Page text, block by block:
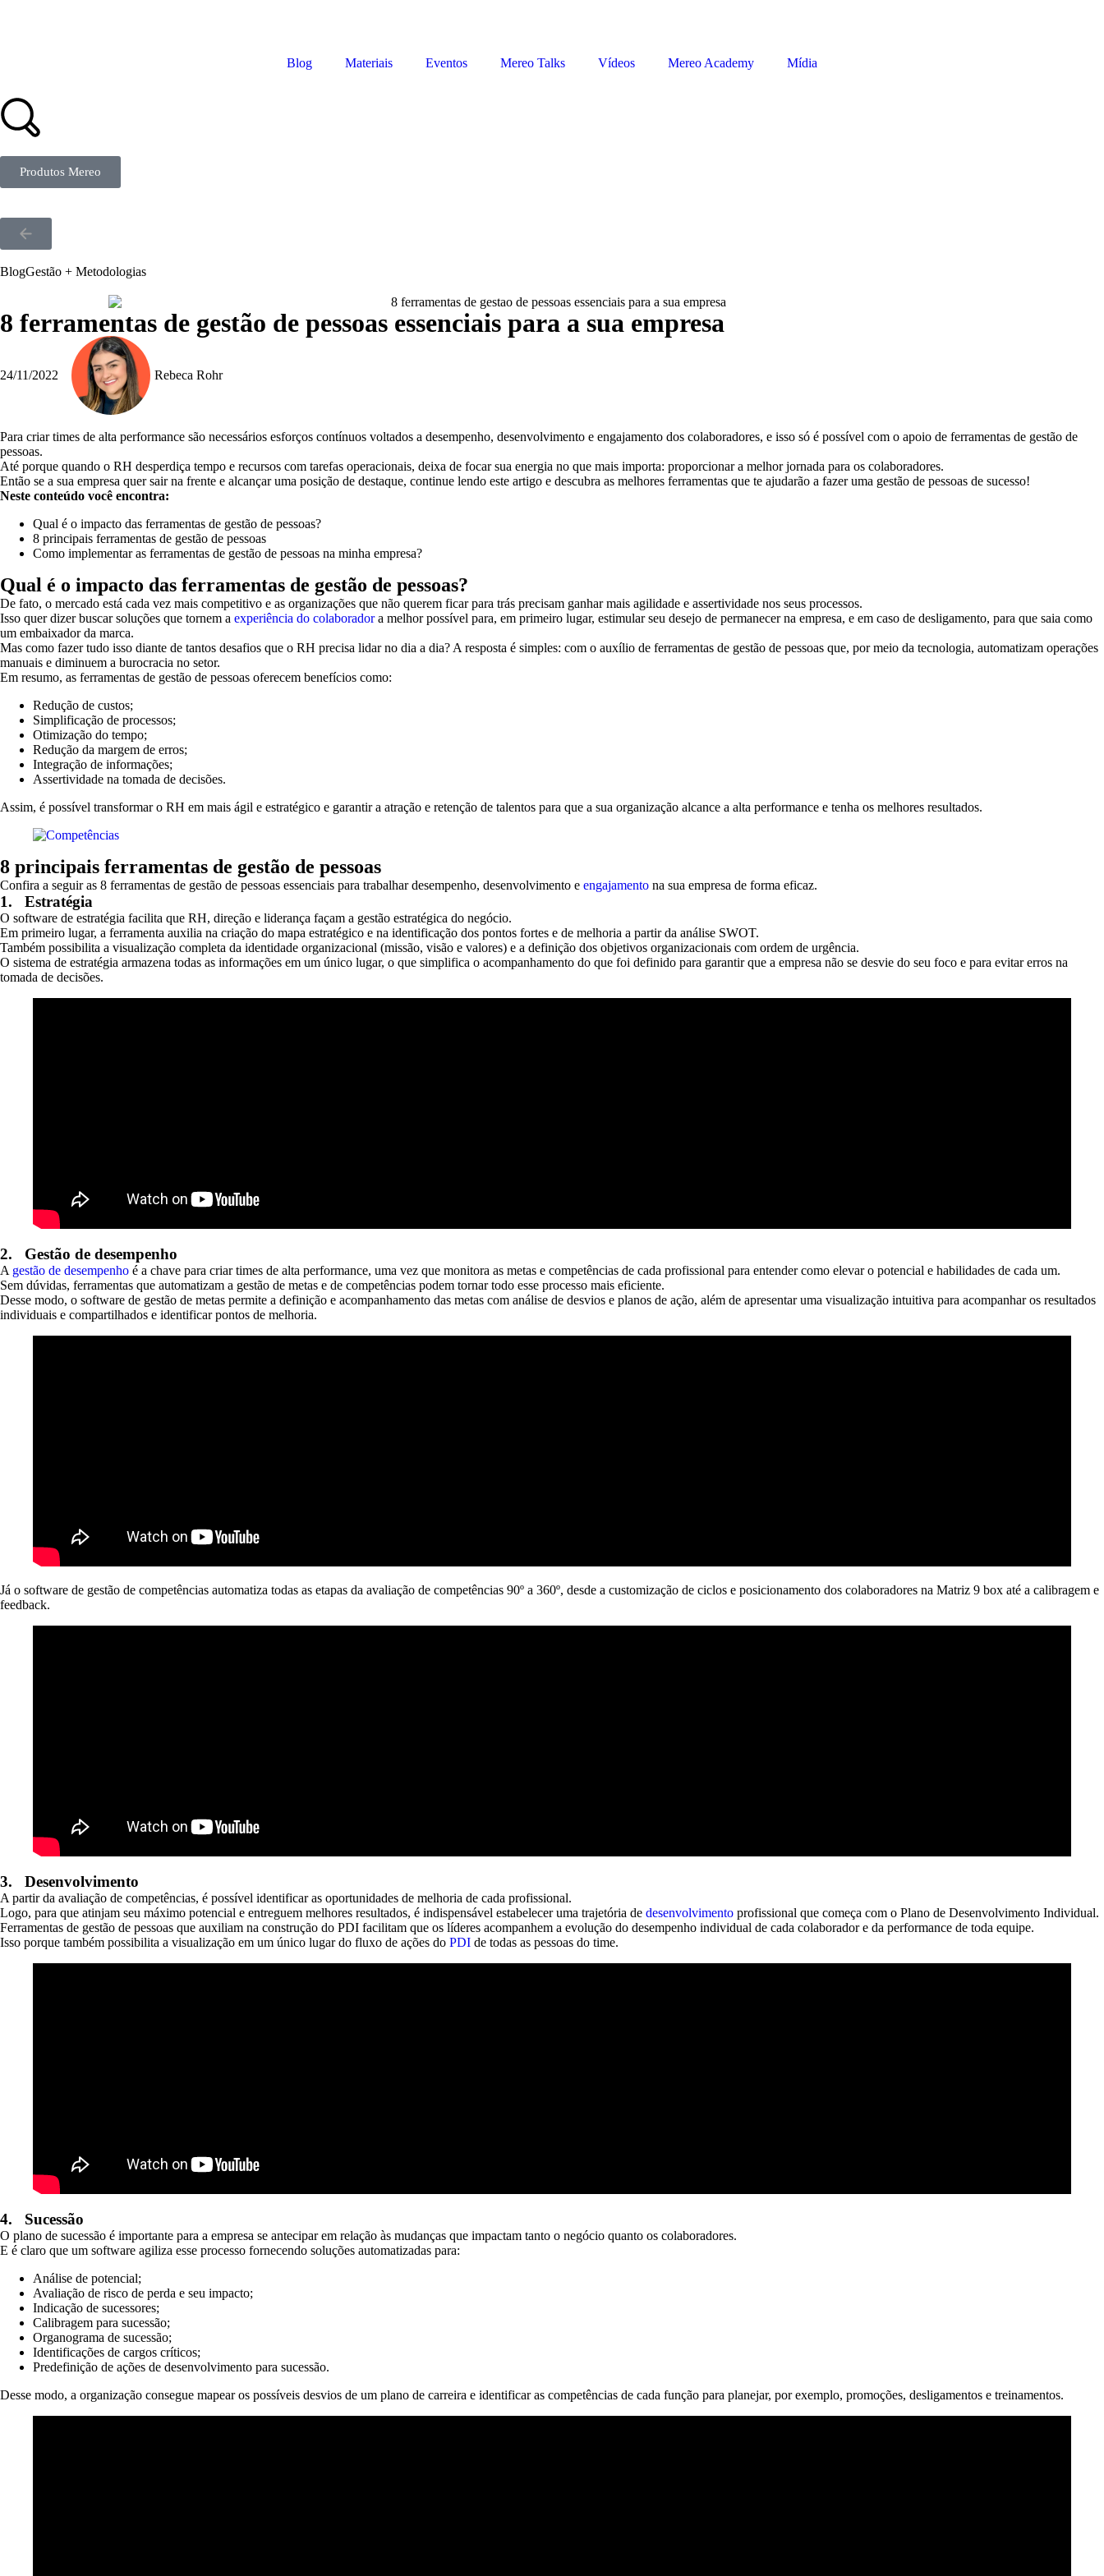
Blog Materiais Eventos Mereo Talks Vídeos Mereo Academy Mídia
Produtos Mereo
BlogGestão + Metodologias
8 ferramentas de gestão de pessoas essenciais para a sua empresa
24/11/2022 Rebeca Rohr
Para criar times de alta performance são necessários esforços contínuos voltados a desempenho, desenvolvimento e engajamento dos colaboradores, e isso só é possível com o apoio de ferramentas de gestão de
pessoas.
Até porque quando o RH desperdiça tempo e recursos com tarefas operacionais, deixa de focar sua energia no que mais importa: proporcionar a melhor jornada para os colaboradores.
Então se a sua empresa quer sair na frente e alcançar uma posição de destaque, continue lendo este artigo e descubra as melhores ferramentas que te ajudarão a fazer uma gestão de pessoas de sucesso!
Neste conteúdo você encontra:
Qual é o impacto das ferramentas de gestão de pessoas?
8 principais ferramentas de gestão de pessoas
Como implementar as ferramentas de gestão de pessoas na minha empresa?
Qual é o impacto das ferramentas de gestão de pessoas?
De fato, o mercado está cada vez mais competitivo e as organizações que não querem ficar para trás precisam ganhar mais agilidade e assertividade nos seus processos.
Isso quer dizer buscar soluções que tornem a experiência do colaboradora melhor possível para, em primeiro lugar, estimular seu desejo de permanecer na empresa, e em caso de desligamento, para que saia como
um embaixador da marca.
Mas como fazer tudo isso diante de tantos desafios que o RH precisa lidar no dia a dia? A resposta é simples: com o auxílio de ferramentas de gestão de pessoas que, por meio da tecnologia, automatizam operações
manuais e diminuem a burocracia no setor.
Em resumo, as ferramentas de gestão de pessoas oferecem benefícios como:
Redução de custos;
Simplificação de processos;
Otimização do tempo;
Redução da margem de erros;
Integração de informações;
Assertividade na tomada de decisões.
Assim, é possível transformar o RH em mais ágil e estratégico e garantir a atração e retenção de talentos para que a sua organização alcance a alta performance e tenha os melhores resultados.
8 principais ferramentas de gestão de pessoas
Confira a seguir as 8 ferramentas de gestão de pessoas essenciais para trabalhar desempenho, desenvolvimento e engajamento na sua empresa de forma eficaz.
1. Estratégia
O software de estratégia facilita que RH, direção e liderança façam a gestão estratégica do negócio.
Em primeiro lugar, a ferramenta auxilia na criação do mapa estratégico e na identificação dos pontos fortes e de melhoria a partir da análise SWOT.
Também possibilita a visualização completa da identidade organizacional (missão, visão e valores) e a definição dos objetivos organizacionais com ordem de urgência.
O sistema de estratégia armazena todas as informações em um único lugar, o que simplifica o acompanhamento do que foi definido para garantir que a empresa não se desvie do seu foco e para evitar erros na
tomada de decisões.
2. Gestão de desempenho
A gestão de desempenho é a chave para criar times de alta performance, uma vez que monitora as metas e competências de cada profissional para entender como elevar o potencial e habilidades de cada um.
Sem dúvidas, ferramentas que automatizam a gestão de metas e de competências podem tornar todo esse processo mais eficiente.
Desse modo, o software de gestão de metas permite a definição e acompanhamento das metas com análise de desvios e planos de ação, além de apresentar uma visualização intuitiva para acompanhar os resultados
individuais e compartilhados e identificar pontos de melhoria.
Já o software de gestão de competências automatiza todas as etapas da avaliação de competências 90º a 360º, desde a customização de ciclos e posicionamento dos colaboradores na Matriz 9 box até a calibragem e
feedback.
3. Desenvolvimento
A partir da avaliação de competências, é possível identificar as oportunidades de melhoria de cada profissional.
Logo, para que atinjam seu máximo potencial e entreguem melhores resultados, é indispensável estabelecer uma trajetória de desenvolvimento profissional que começa com o Plano de Desenvolvimento Individual.
Ferramentas de gestão de pessoas que auxiliam na construção do PDI facilitam que os líderes acompanhem a evolução do desempenho individual de cada colaborador e da performance de toda equipe.
Isso porque também possibilita a visualização em um único lugar do fluxo de ações do PDI de todas as pessoas do time.
4. Sucessão
O plano de sucessão é importante para a empresa se antecipar em relação às mudanças que impactam tanto o negócio quanto os colaboradores.
E é claro que um software agiliza esse processo fornecendo soluções automatizadas para:
Análise de potencial;
Avaliação de risco de perda e seu impacto;
Indicação de sucessores;
Calibragem para sucessão;
Organograma de sucessão;
Identificações de cargos críticos;
Predefinição de ações de desenvolvimento para sucessão.
Desse modo, a organização consegue mapear os possíveis desvios de um plano de carreira e identificar as competências de cada função para planejar, por exemplo, promoções, desligamentos e treinamentos.